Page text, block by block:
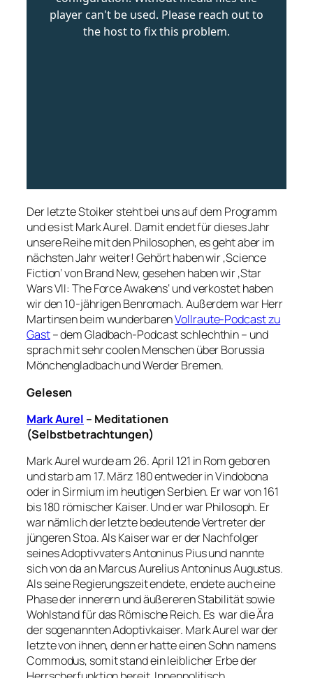
Der letzte Stoiker steht bei uns auf dem Programm
und es ist Mark Aurel. Damit endet für dieses Jahr
unsere Reihe mit den Philosophen, es geht aber im
nächsten Jahr weiter! Gehört haben wir ‚Science
Fiction‘ von Brand New, gesehen haben wir ‚Star
Wars VII: The Force Awakens‘ und verkostet haben
wir den 10-jährigen Benromach. Außerdem war Herr
Martinsen beim wunderbarenVollraute-Podcast zu
Gast– dem Gladbach-Podcast schlechthin – und
sprach mit sehr coolen Menschen über Borussia
Mönchengladbach und Werder Bremen.
Gelesen
Mark Aurel – Meditationen
(Selbstbetrachtungen)
Mark Aurel wurde am 26. April 121 in Rom geboren
und starb am 17. März 180 entweder in Vindobona
oder in Sirmium im heutigen Serbien. Er war von 161
bis 180 römischer Kaiser. Und er war Philosoph. Er
war nämlich der letzte bedeutende Vertreter der
jüngeren Stoa. Als Kaiser war er der Nachfolger
seines Adoptivvaters Antoninus Pius und nannte
sich von da an Marcus Aurelius Antoninus Augustus.
Als seine Regierungszeit endete, endete auch eine
Phase der innerern und äußereren Stabilität sowie
Wohlstand für das Römische Reich. Es war die Ära
der sogenannten Adoptivkaiser. Mark Aurel war der
letzte von ihnen, denn er hatte einen Sohn namens
Commodus, somit stand ein leiblicher Erbe der